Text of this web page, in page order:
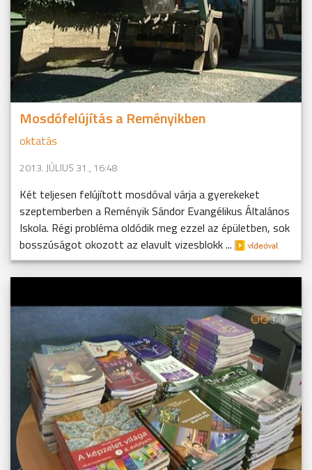
Mosdófelújítás a Reményikben
oktatás
2013. JÚLIUS 31., 16:48
Két teljesen felújított mosdóval várja a gyerekeket
szeptemberben a Reményik Sándor Evangélikus Általános
Iskola. Régi probléma oldódik meg ezzel az épületben, sok
bosszúságot okozott az elavult vizesblokk ...